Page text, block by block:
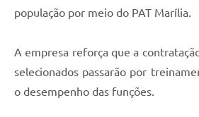
população por meio do PAT Marília.
A empresa reforça que a
selecionados passarão por
o desempenho das funções.